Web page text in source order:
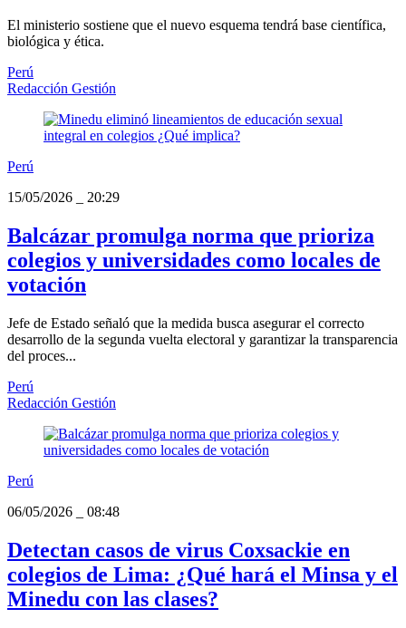
El ministerio sostiene que el nuevo esquema tendrá base científica,
biológica y ética.
Perú
Redacción Gestión
Perú
15/05/2026
20:29
Balcázar promulga norma que prioriza
colegios y universidades como locales de
votación
Jefe de Estado señaló que la medida busca asegurar el correcto
desarrollo de la segunda vuelta electoral y garantizar la transparencia
del proces...
Perú
Redacción Gestión
Perú
06/05/2026
08:48
Detectan casos de virus Coxsackie en
colegios de Lima: ¿Qué hará el Minsa y el
Minedu con las clases?